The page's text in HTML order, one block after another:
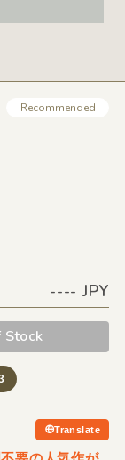
Recommended
---- JPY
Stock
Translate